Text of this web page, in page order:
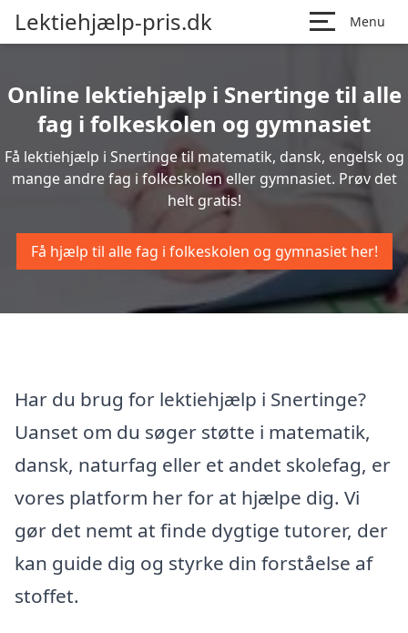
Lektiehjælp-pris.dk Menu
Online lektiehjælp i Snertinge til alle
fag i folkeskolen og gymnasiet
Få lektiehjælp i Snertinge til matematik, dansk, engelsk og
mange andre fag i folkeskolen eller gymnasiet. Prøv det
helt gratis!
Få hjælp til alle fag i folkeskolen og gymnasiet her!
Har du brug for lektiehjælp i Snertinge?
Uanset om du søger støtte i matematik,
dansk, naturfag eller et andet skolefag, er
vores platform her for at hjælpe dig. Vi
gør det nemt at finde dygtige tutorer, der
kan guide dig og styrke din forståelse af
stoffet.